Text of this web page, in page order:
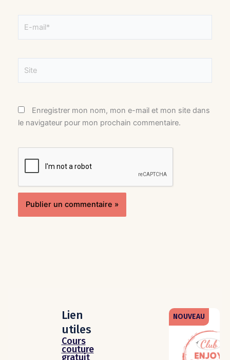
mail*
Enregistrer mon nom, mon e-mail et mon site dans
le navigateur pour mon prochain commentaire.
Lien
utiles
Cours
couture
gratuit
NOUVEAU